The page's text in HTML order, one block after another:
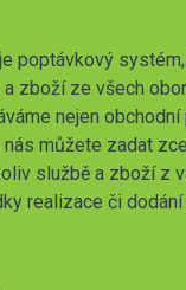
poptávkový
a zboží ze všech
nejen
můžete zadat
službě a zboží z
realizace či